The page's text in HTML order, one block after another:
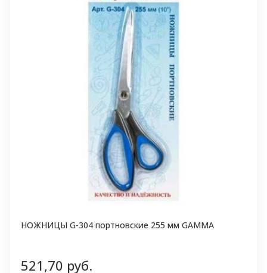
НОЖНИЦЫ G-304 портновские 255 мм GAMMA
521,70 руб.